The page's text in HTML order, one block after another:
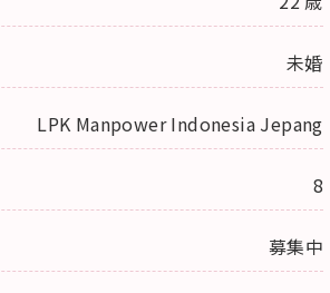
未婚
LPK Manpower Indonesia Jepang
8
募集中